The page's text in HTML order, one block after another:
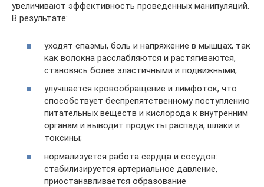
увеличивают эффективность проведенных манипуляций.
В результате:
уходят спазмы, боль и напряжение в мышцах, так
как волокна расслабляются и растягиваются,
становясь более эластичными и подвижными;
улучшается кровообращение и лимфоток, что
способствует беспрепятственному поступлению
питательных веществ и кислорода к внутренним
органам и выводит продукты распада, шлаки и
токсины;
нормализуется работа сердца и сосудов:
стабилизируется артериальное давление,
приостанавливается образование